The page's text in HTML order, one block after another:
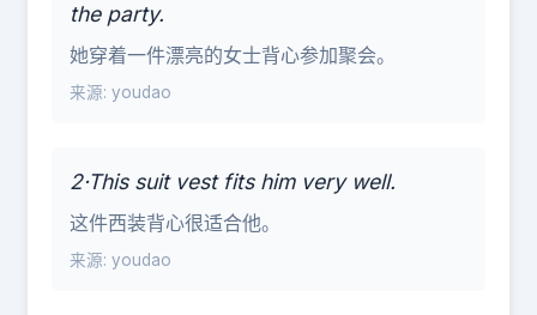
the party.
她穿着一件漂亮的女士背心参加聚会。
来源: youdao
2·This suit vest fits him very well.
这件西装背心很适合他。
来源: youdao